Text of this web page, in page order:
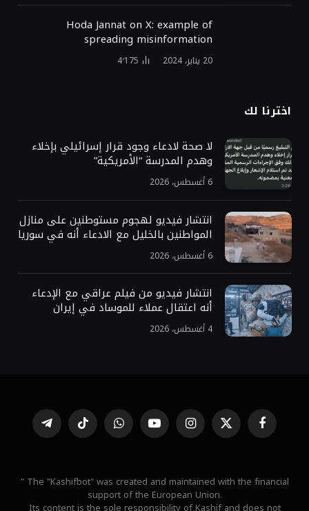
Hoda Jannat on X: example of
spreading misinformation
20 يناير، 2024 4٬175
اخترنا لك
لا صحة لادعاء وجود قرار إسرائيلي بإخلاء
وهدم المدرسة “الأمريكية”
6 أغسطس، 2026
انتشار فيديو لهجوم مستوطنين على منازل
المواطنين بالخليل مع الادعاء أنه في سوريا
6 أغسطس، 2026
انتشار فيديو من فيلم عراقي مع الإدعاء
أنه اعتقال عملاء للموساد في إيران
4 أغسطس، 2026
فيسبوك X
(Twitter)
الانستغراميوتيوب واتساب تيكتوك تيلقرام
" The "Kashifbot" was created and maintained with the financial
support of the European Union.